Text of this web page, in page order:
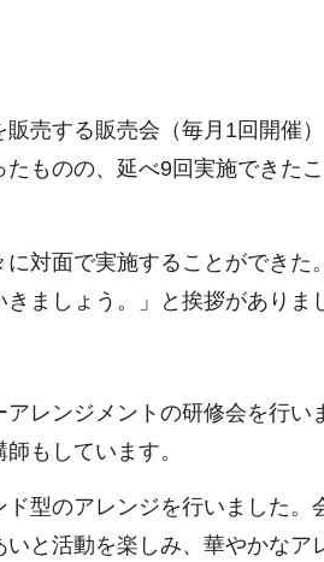
売する販売会（毎月1回開催
ものの、延べ9回実施できた
対面で実施することができた
ましょう。」と挨拶がありま
レンジメントの研修会を行い
もしています。
型のアレンジを行いました。
と活動を楽しみ、華やかなア